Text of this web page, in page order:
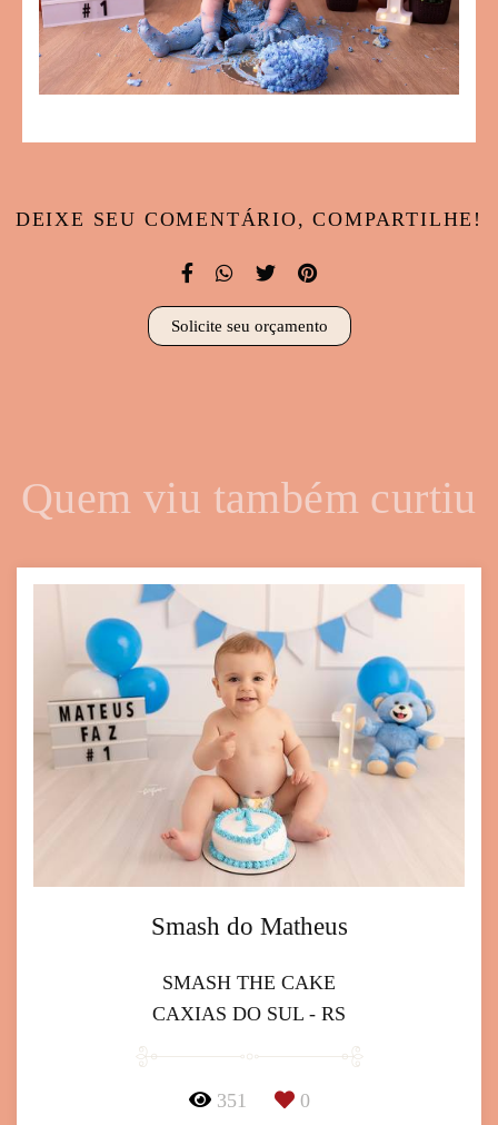
DEIXE SEU COMENTÁRIO, COMPARTILHE!
Solicite seu orçamento
Quem viu também curtiu
Smash do Matheus
SMASH THE CAKE
CAXIAS DO SUL - RS
351 0